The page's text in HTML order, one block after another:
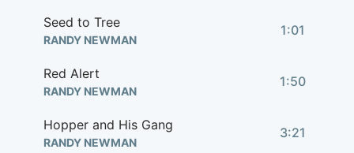
Seed to Tree
RANDY NEWMAN
1:01
Red Alert
RANDY NEWMAN
1:50
Hopper and His Gang
RANDY NEWMAN
3:21